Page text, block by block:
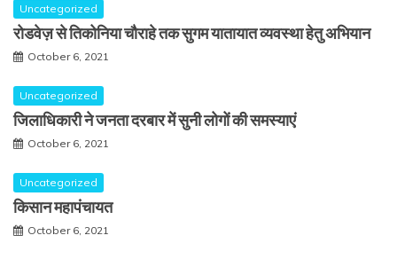
Uncategorized
रोडवेज़ से तिकोनिया चौराहे तक सुगम यातायात व्यवस्था हेतु अभियान
October 6, 2021
Uncategorized
जिलाधिकारी ने जनता दरबार में सुनी लोगों की समस्याएं
October 6, 2021
Uncategorized
किसान महापंचायत
October 6, 2021